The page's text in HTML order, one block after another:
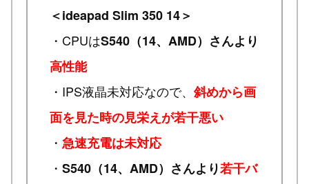
＜ideapad Slim 350 14＞
・CPUはS540（14、AMD）さんより
高性能
・IPS液晶未対応なので、斜めから画
面を見た時の見栄えが若干悪い
・急速充電は未対応
・S540（14、AMD）さんより若干バ